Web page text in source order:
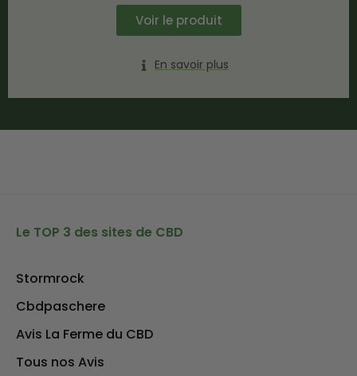
Voir le produit
En savoir plus
Le TOP 3 des sites de CBD
Stormrock
Cbdpaschere
Avis La Ferme du CBD
Tous nos Avis